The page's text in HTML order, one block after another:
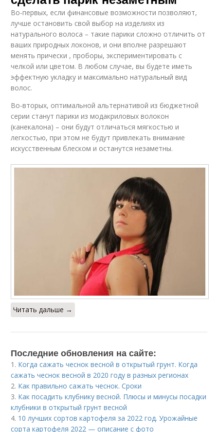
Во-первых, если финансовые возможности позволяют,
лучше остановить свой выбор на изделиях из
натурального волоса – такие парики сложно отличить от
ваших природных локонов, и они вполне разрешают
менять прически , проборы, экспериментировать с
челкой или цветом. В любом случае, вы будете иметь
эффектную укладку и максимально натуральный вид
волос.
Во-вторых, оптимальной альтернативой из бюджетной
серии станут парики из модакриловых волокон
(канекалона) – они будут отличаться мягкостью и
легкостью, при этом не будут привлекать внимание
искусственным блеском и останутся незаметны.
Читать дальше →
Последние обновления на сайте:
1. Когда сажать чеснок весной в открытый грунт. Когда
сажать чеснок весной в 2020 году в разных регионах
2. Как правильно сажать чеснок. Сроки
3. Как посадить клубнику весной. Плюсы и минусы посадки
клубники в открытый грунт весной
4. 10 лучших сортов картофеля за 2022 год. Урожайные
сорта картофеля 2022 — описание с фото